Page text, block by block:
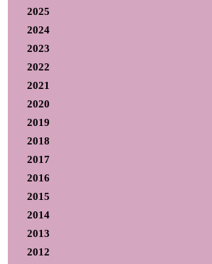
2025
2024
2023
2022
2021
2020
2019
2018
2017
2016
2015
2014
2013
2012